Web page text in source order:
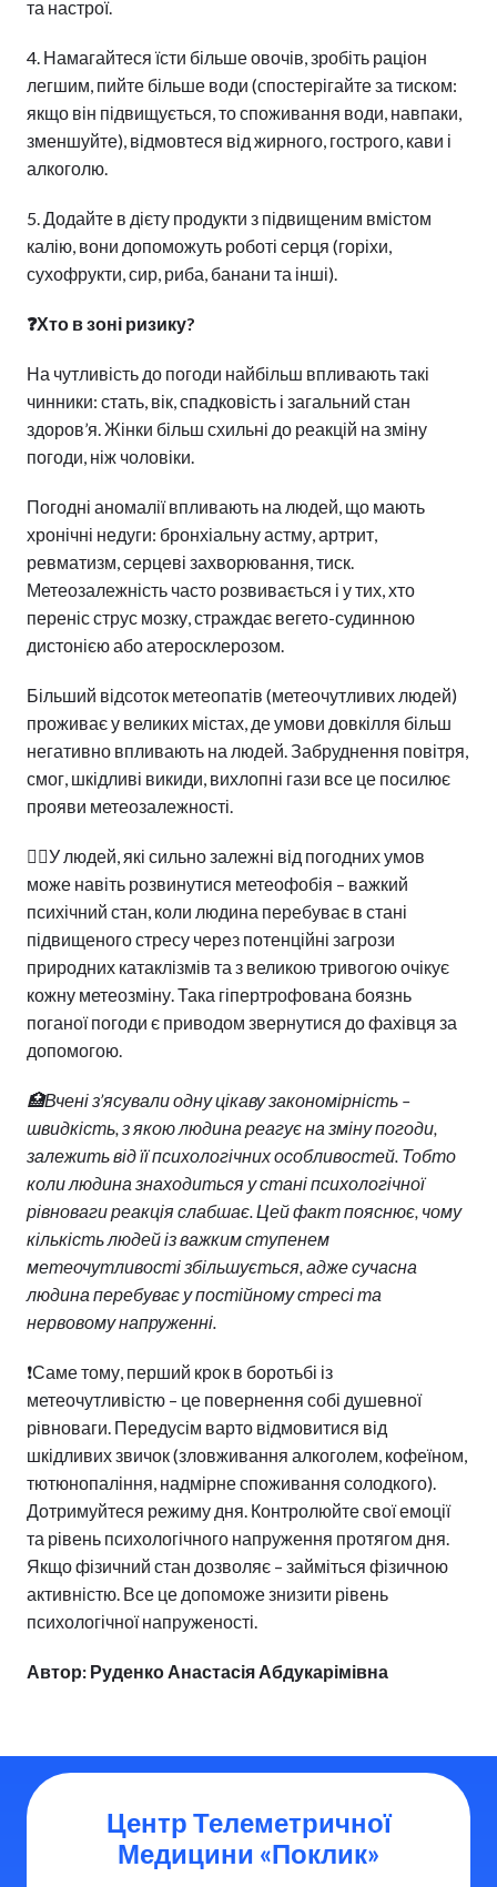
та настрої.
4. Намагайтеся їсти більше овочів, зробіть раціон
легшим, пийте більше води (спостерігайте за тиском:
якщо він підвищується, то споживання води, навпаки,
зменшуйте), відмовтеся від жирного, гострого, кави і
алкоголю.
5. Додайте в дієту продукти з підвищеним вмістом
калію, вони допоможуть роботі серця (горіхи,
сухофрукти, сир, риба, банани та інші).
❓Хто в зоні ризику?
На чутливість до погоди найбільш впливають такі
чинники: стать, вік, спадковість і загальний стан
здоров’я. Жінки більш схильні до реакцій на зміну
погоди, ніж чоловіки.
Погодні аномалії впливають на людей, що мають
хронічні недуги: бронхіальну астму, артрит,
ревматизм, серцеві захворювання, тиск.
Метеозалежність часто розвивається і у тих, хто
переніс струс мозку, страждає вегето-судинною
дистонією або атеросклерозом.
Більший відсоток метеопатів (метеочутливих людей)
проживає у великих містах, де умови довкілля більш
негативно впливають на людей. Забруднення повітря,
смог, шкідливі викиди, вихлопні гази все це посилює
прояви метеозалежності.
👨‍⚕️У людей, які сильно залежні від погодних умов
може навіть розвинутися метеофобія – важкий
психічний стан, коли людина перебуває в стані
підвищеного стресу через потенційні загрози
природних катаклізмів та з великою тривогою очікує
кожну метеозміну. Така гіпертрофована боязнь
поганої погоди є приводом звернутися до фахівця за
допомогою.
🏥Вчені з’ясували одну цікаву закономірність –
швидкість, з якою людина реагує на зміну погоди,
залежить від її психологічних особливостей. Тобто
коли людина знаходиться у стані психологічної
рівноваги реакція слабшає. Цей факт пояснює, чому
кількість людей із важким ступенем
метеочутливості збільшується, адже сучасна
людина перебуває у постійному стресі та
нервовому напруженні.
❗️Саме тому, перший крок в боротьбі із
метеочутливістю – це повернення собі душевної
рівноваги. Передусім варто відмовитися від
шкідливих звичок (зловживання алкоголем, кофеїном,
тютюнопаління, надмірне споживання солодкого).
Дотримуйтеся режиму дня. Контролюйте свої емоції
та рівень психологічного напруження протягом дня.
Якщо фізичний стан дозволяє – займіться фізичною
активністю. Все це допоможе знизити рівень
психологічної напруженості.
Автор: Руденко Анастасія Абдукарімівна
Центр Телеметричної
Медицини «Поклик»